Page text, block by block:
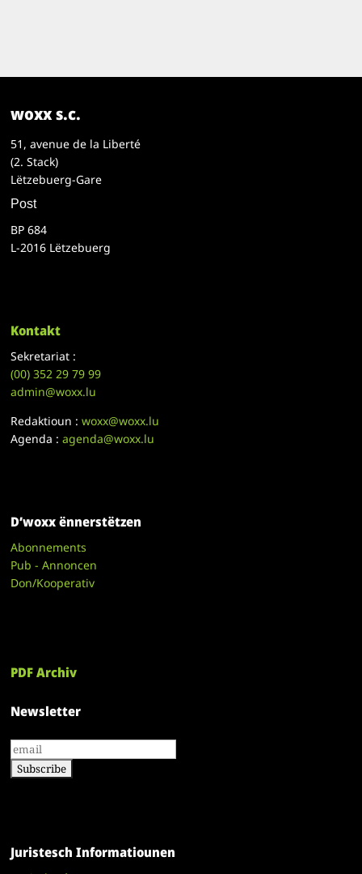
woxx s.c.
51, avenue de la Liberté
(2. Stack)
Lëtzebuerg-Gare
Post
BP 684
L-2016 Lëtzebuerg
Kontakt
Sekretariat :
(00)352 29 79 99
admin@woxx.lu
Redaktioun :woxx@woxx.lu
Agenda :agenda@woxx.lu
D’woxx ënnerstëtzen
Abonnements
Pub - Annoncen
Don/Kooperativ
PDF Archiv
Newsletter
Juristesch Informatiounen